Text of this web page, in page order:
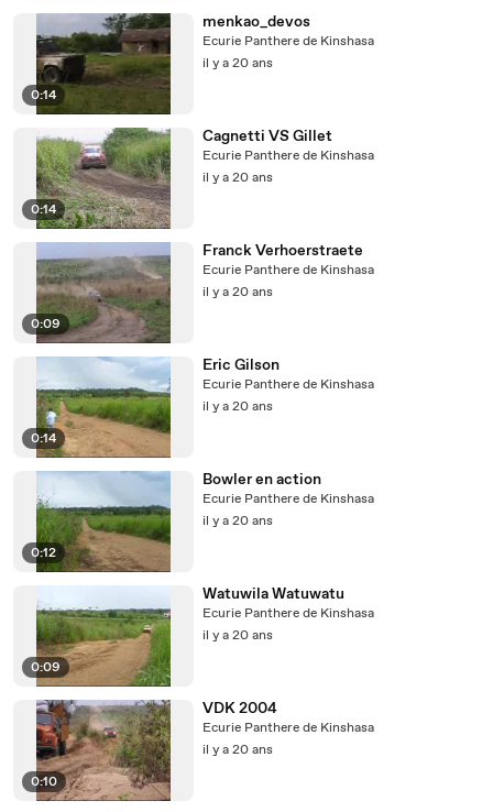
0:14
menkao_devos
Ecurie Panthere de Kinshasa
il y a 20 ans
0:14
Cagnetti VS Gillet
Ecurie Panthere de Kinshasa
il y a 20 ans
0:09
Franck Verhoerstraete
Ecurie Panthere de Kinshasa
il y a 20 ans
0:14
Eric Gilson
Ecurie Panthere de Kinshasa
il y a 20 ans
0:12
Bowler en action
Ecurie Panthere de Kinshasa
il y a 20 ans
0:09
Watuwila Watuwatu
Ecurie Panthere de Kinshasa
il y a 20 ans
0:10
VDK 2004
Ecurie Panthere de Kinshasa
il y a 20 ans